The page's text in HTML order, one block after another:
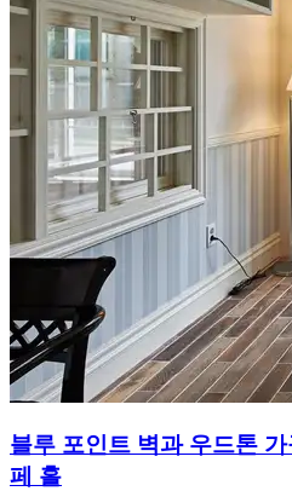
블루 포인트 벽과 우드톤
페 홀